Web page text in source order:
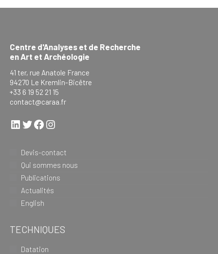
Centre d'Analyses et de Recherche
en Art et Archéologie
41 ter, rue Anatole France
94270 Le Kremlin-Bicêtre
+33 6 19 52 21 15
contact@caraa.fr
LinkedIn
Twitter
Facebook
Instagram
Devis-contact
Qui sommes nous
Publications
Actualités
English
TECHNIQUES
Datation